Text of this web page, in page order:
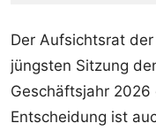
Der Aufsichtsrat
jüngsten Sitzung
Geschäftsjahr
Entscheidung ist